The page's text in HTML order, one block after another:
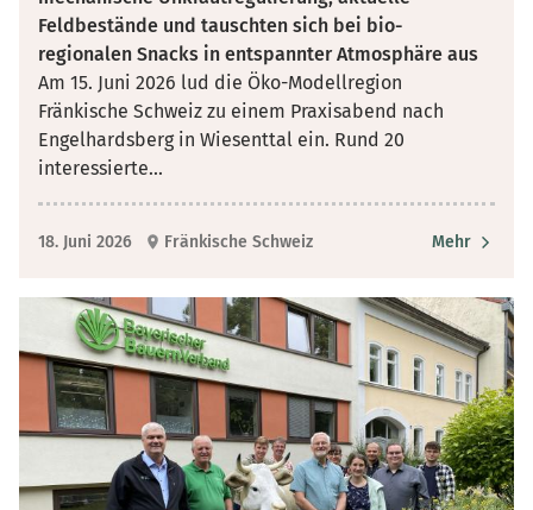
Feldbestände und tauschten sich bei bio-
regionalen Snacks in entspannter Atmosphäre aus
Am 15. Juni 2026 lud die Öko-Modellregion
Fränkische Schweiz zu einem Praxisabend nach
Engelhardsberg in Wiesenttal ein. Rund 20
interessierte...
18. Juni 2026 Fränkische Schweiz Mehr